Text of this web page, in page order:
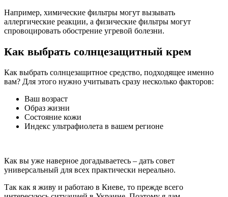
Например, химические фильтры могут вызывать
аллергические реакции, а физические фильтры могут
спровоцировать обострение угревой болезни.
Как выбрать солнцезащитный крем
Как выбрать солнцезащитное средство, подходящее именно
вам? Для этого нужно учитывать сразу несколько факторов:
Ваш возраст
Образ жизни
Состояние кожи
Индекс ультрафиолета в вашем регионе
Как вы уже наверное догадываетесь – дать совет
универсальный для всех практически нереально.
Так как я живу и работаю в Киеве, то прежде всего